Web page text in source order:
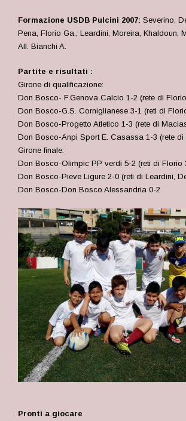
Formazione USDB Pulcini 2007: Severino,
Pena, Florio Ga., Leardini, Moreira, Khaldoun,
All. Bianchi A.
Partite e risultati :
Girone di qualificazione:
Don Bosco- F.Genova Calcio 1-2 (rete di
Don Bosco-G.S. Corniglianese 3-1 (reti di
Don Bosco-Progetto Atletico 1-3 (rete di
Don Bosco-Anpi Sport E. Casassa 1-3 (rete di
Girone finale:
Don Bosco-Olimpic PP verdi 5-2 (reti di Florio
Don Bosco-Pieve Ligure 2-0 (reti di Leardini,
Don Bosco-Don Bosco Alessandria 0-2
Pronti a giocare